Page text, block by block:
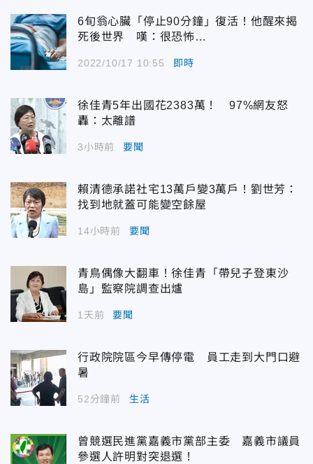
6旬翁心臟「停止90分鐘」復活！他醒來揭
死後世界 嘆：很恐怖…
2022/10/17 10:55 即時
徐佳青5年出國花2383萬！ 97%網友怒
轟：太離譜
3小時前 要聞
賴清德承諾社宅13萬戶變3萬戶！劉世芳：
找到地就蓋可能變空餘屋
14小時前 要聞
青鳥偶像大翻車！徐佳青「帶兒子登東沙
島」監察院調查出爐
1天前 要聞
行政院院區今早傳停電 員工走到大門口避
暑
52分鐘前 生活
曾競選民進黨嘉義市黨部主委 嘉義市議員
參選人許明對突退選！